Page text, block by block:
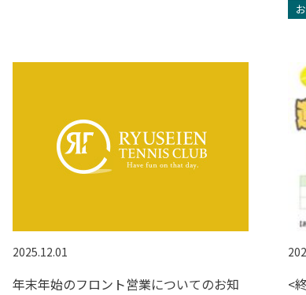
2025.12.01
年末年始のフロント営業についてのお知
<